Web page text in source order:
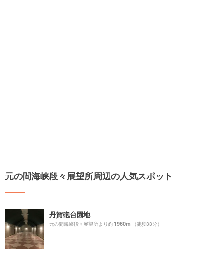
元の間海峡段々展望所周辺の人気スポット
丹賀砲台園地
元の間海峡段々展望所より約1960m （徒歩33分）